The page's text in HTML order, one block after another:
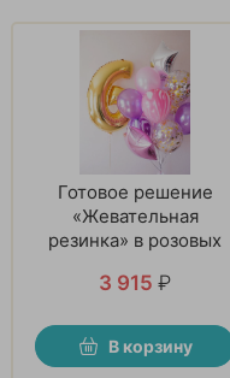
Готовое решение
«Жевательная
резинка» в розовых
3 915 ₽
В корзину